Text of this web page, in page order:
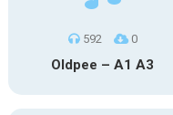
592 0
Oldpee – A1 A3